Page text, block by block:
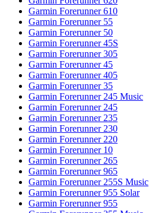
Garmin Forerunner 610
Garmin Forerunner 55
Garmin Forerunner 50
Garmin Forerunner 45S
Garmin Forerunner 305
Garmin Forerunner 45
Garmin Forerunner 405
Garmin Forerunner 35
Garmin Forerunner 245 Music
Garmin Forerunner 245
Garmin Forerunner 235
Garmin Forerunner 230
Garmin Forerunner 220
Garmin Forerunner 10
Garmin Forerunner 265
Garmin Forerunner 965
Garmin Forerunner 255S Music
Garmin Forerunner 955 Solar
Garmin Forerunner 955